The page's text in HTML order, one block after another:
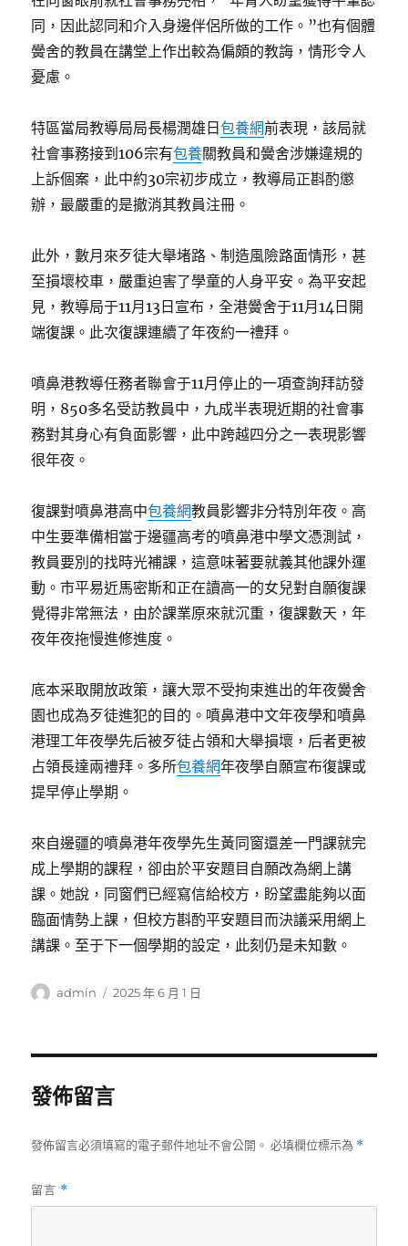
同，因此認同和介入身邊伴侶所做的工作。”也有個體
黌舍的教員在講堂上作出較為偏頗的教誨，情形令人
憂慮。
特區當局教導局局長楊潤雄日包養網前表現，該局就
社會事務接到106宗有包養關教員和黌舍涉嫌違規的
上訴個案，此中約30宗初步成立，教導局正斟酌懲
辦，最嚴重的是撤消其教員注冊。
此外，數月來歹徒大舉堵路、制造風險路面情形，甚
至損壞校車，嚴重迫害了學童的人身平安。為平安起
見，教導局于11月13日宣布，全港黌舍于11月14日開
端復課。此次復課連續了年夜約一禮拜。
噴鼻港教導任務者聯會于11月停止的一項查詢拜訪發
明，850多名受訪教員中，九成半表現近期的社會事
務對其身心有負面影響，此中跨越四分之一表現影響
很年夜。
復課對噴鼻港高中包養網教員影響非分特別年夜。高
中生要準備相當于邊疆高考的噴鼻港中學文憑測試，
教員要別的找時光補課，這意味著要就義其他課外運
動。市平易近馬密斯和正在讀高一的女兒對自願復課
覺得非常無法，由於課業原來就沉重，復課數天，年
夜年夜拖慢進修進度。
底本采取開放政策，讓大眾不受拘束進出的年夜黌舍
園也成為歹徒進犯的目的。噴鼻港中文年夜學和噴鼻
港理工年夜學先后被歹徒占領和大舉損壞，后者更被
占領長達兩禮拜。多所包養網年夜學自願宣布復課或
提早停止學期。
來自邊疆的噴鼻港年夜學先生黃同窗還差一門課就完
成上學期的課程，卻由於平安題目自願改為網上講
課。她說，同窗們已經寫信給校方，盼望盡能夠以面
臨面情勢上課，但校方斟酌平安題目而決議采用網上
講課。至于下一個學期的設定，此刻仍是未知數。
作
admin
發
2025 年 6 月 1 日
發佈留言
發佈留言必須填寫的電子郵件地址不會公開。 必填欄位標示為 *
留言 *